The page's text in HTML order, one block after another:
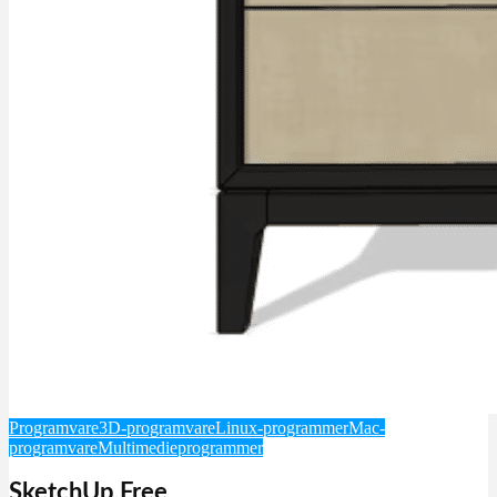
Programvare3D-programvareLinux-programmerMac-
programvareMultimedieprogrammer